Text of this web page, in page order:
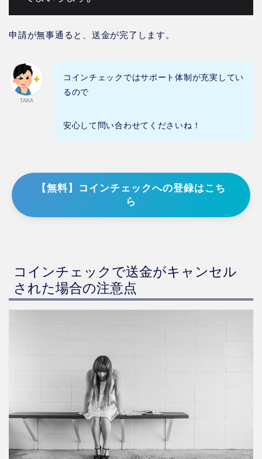
申請が無事通ると、送金が完了します。
TAKA
コインチェックではサポート体制が充実してい
るので
安心して問い合わせてくださいね！
【無料】コインチェックへの登録はこち
ら
コインチェックで送金がキャンセル
された場合の注意点